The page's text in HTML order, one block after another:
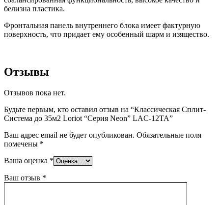
белизна пластика.
Фронтальная панель внутреннего блока имеет фактурную
поверхность, что придает ему особенный шарм и изящество.
Отзывы
Отзывов пока нет.
Будьте первым, кто оставил отзыв на “Классическая Сплит-
Система до 35м2 Loriot “Серия Neon” LAC-12TA”
Ваш адрес email не будет опубликован. Обязательные поля
помечены *
Ваша оценка *
Ваш отзыв *